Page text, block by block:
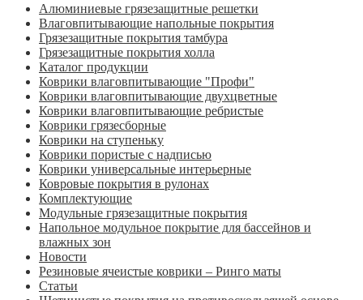
Алюминиевые грязезащитные решетки
Влаговпитывающие напольные покрытия
Грязезащитные покрытия тамбура
Грязезащитные покрытия холла
Каталог продукции
Коврики влаговпитывающие "Профи"
Коврики влаговпитывающие двухцветные
Коврики влаговпитывающие ребристые
Коврики грязесборные
Коврики на ступеньку
Коврики пористые с надписью
Коврики универсальные интерьерные
Ковровые покрытия в рулонах
Комплектующие
Модульные грязезащитные покрытия
Напольное модульное покрытие для бассейнов и
влажных зон
Новости
Резиновые ячеистые коврики – Ринго маты
Статьи